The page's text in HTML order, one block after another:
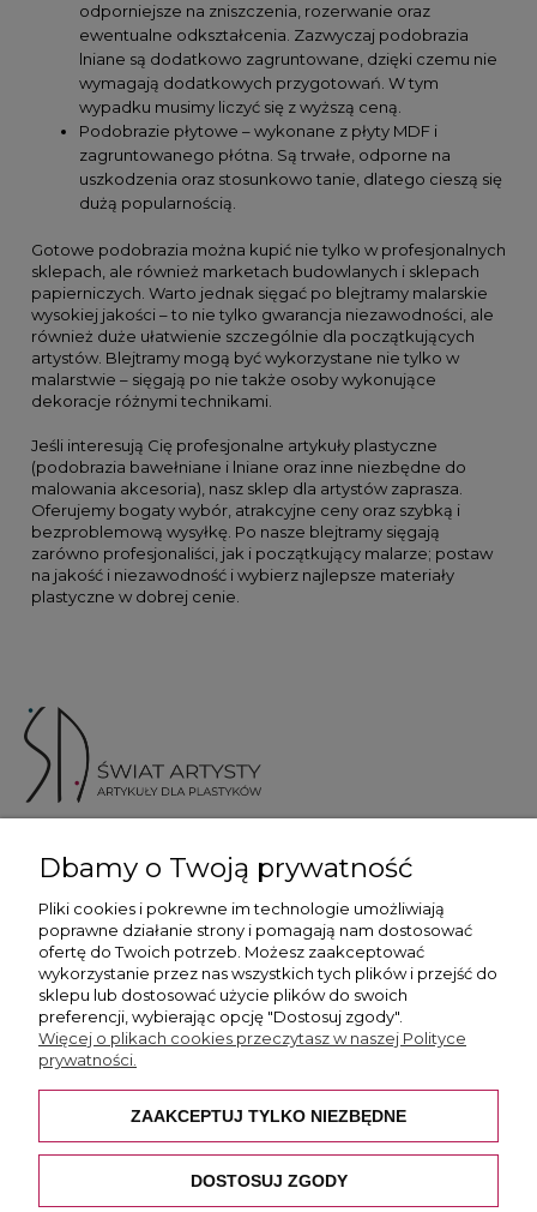
odporniejsze na zniszczenia, rozerwanie oraz
ewentualne odkształcenia. Zazwyczaj podobrazia
lniane są dodatkowo zagruntowane, dzięki czemu nie
wymagają dodatkowych przygotowań. W tym
wypadku musimy liczyć się z wyższą ceną.
Podobrazie płytowe – wykonane z płyty MDF i
zagruntowanego płótna. Są trwałe, odporne na
uszkodzenia oraz stosunkowo tanie, dlatego cieszą się
dużą popularnością.
Gotowe podobrazia można kupić nie tylko w profesjonalnych
sklepach, ale również marketach budowlanych i sklepach
papierniczych. Warto jednak sięgać po blejtramy malarskie
wysokiej jakości – to nie tylko gwarancja niezawodności, ale
również duże ułatwienie szczególnie dla początkujących
artystów. Blejtramy mogą być wykorzystane nie tylko w
malarstwie – sięgają po nie także osoby wykonujące
dekoracje różnymi technikami.
Jeśli interesują Cię profesjonalne artykuły plastyczne
(podobrazia bawełniane i lniane oraz inne niezbędne do
malowania akcesoria), nasz sklep dla artystów zaprasza.
Oferujemy bogaty wybór, atrakcyjne ceny oraz szybką i
bezproblemową wysyłkę. Po nasze blejtramy sięgają
zarówno profesjonaliści, jak i początkujący malarze; postaw
na jakość i niezawodność i wybierz najlepsze materiały
plastyczne w dobrej cenie.
Więcej informacji
Płatność i dostawa
Pomoc
O nas
Dbamy o Twoją prywatność
Pliki cookies i pokrewne im technologie umożliwiają
poprawne działanie strony i pomagają nam dostosować
ofertę do Twoich potrzeb. Możesz zaakceptować
wykorzystanie przez nas wszystkich tych plików i przejść do
sklepu lub dostosować użycie plików do swoich
preferencji, wybierając opcję "Dostosuj zgody".
Więcej o plikach cookies przeczytasz w naszej Polityce
prywatności.
ZAAKCEPTUJ TYLKO NIEZBĘDNE
DOSTOSUJ ZGODY